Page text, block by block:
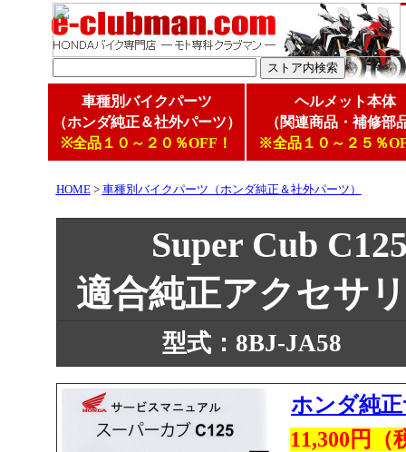
車種別バイクパーツ
（ホンダ純正＆社外パーツ）
※全品１０～２０％OFF！
ヘルメット本体
（関連商品・補修部
※全品１０～２５％
HOME> 車種別バイクパーツ（ホンダ純正＆社外パーツ）
Super Cub
適合純正アクセサ
型式：8BJ-JA58
ホンダ純
11,300円